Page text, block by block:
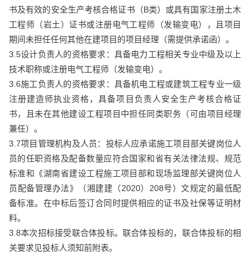
书及有效的安全生产考核合格证书（B类）或具有国家注册土木
工程师（岩土）证书或注册电气工程师（发输变电），且项目
期间未担任任何其他在建项目的项目经理（需提供承诺函）。
3.5设计负责人的资格要求：具备电力工程相关专业中级及以上
技术职称或注册电气工程师（发输变电）。
3.6施工负责人的资格要求：具备机电工程或建筑工程专业一级
注册建造师执业资格，具备项目负责人安全生产考核合格证
书，且未在其他建设工程项目中担任同类职务（可由项目经理
兼任）。
3.7项目管理机构及人员：投标人应承诺施工项目部关键岗位人
员的任职资格及配备数量应符合国家和省有关法律法规、规范
标准和《湖南省建设工程施工项目部和现场监理部关键岗位人
员配备管理办法》（湘建建（2020）208号）文规定的最低配
备标准。在中标后签订合同时提供相应的证书及社保等证明材
料。
3.8本次招标接受联合体投标。联合体投标的，联合体投标的相
关要求见投标人须知前附表。